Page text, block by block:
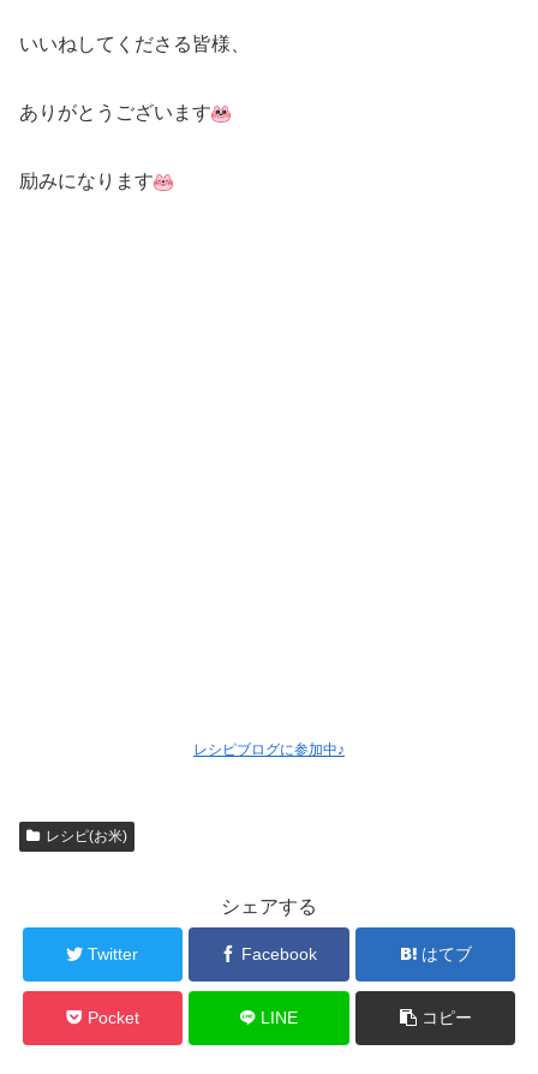
いいねしてくださる皆様、
ありがとうございます
励みになります
レシピブログに参加中♪
レシピ(お米)
シェアする
Twitter Facebook はてブ
Pocket LINE コピー